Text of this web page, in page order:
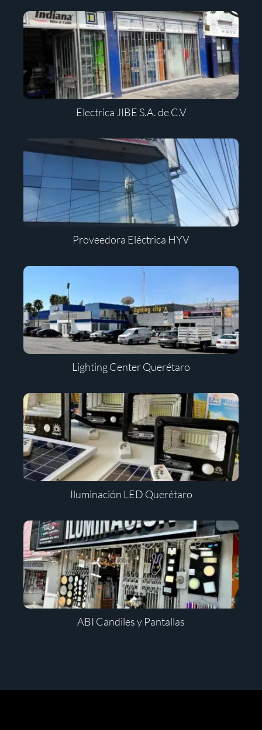
Electrica JIBE S.A. de C.V
Proveedora Eléctrica HYV
Lighting Center Querétaro
Iluminación LED Querétaro
ABI Candiles y Pantallas